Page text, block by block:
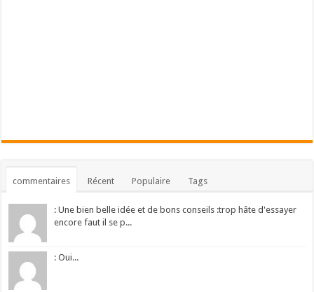
commentaires Récent Populaire Tags
: Une bien belle idée et de bons conseils :trop hâte d'essayer
encore faut il se p...
: Oui...